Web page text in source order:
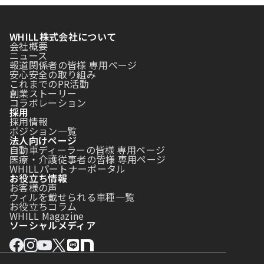
WHILL株式会社について
会社概要
ニュース
報道関係者の皆様 専用ページ
安心安全の取り組み
これまでのPR活動
創業ストーリー
コラボレーション
採用
採用情報
ポジション一覧
法人向けページ
自動車ディーラーの皆様 専用ページ
医療・介護従事者の皆様 専用ページ
WHILLパートナーポータル
お役立ち情報
お客様の声
ウィルを載せられる車種一覧
お役立ちコラム
WHILL Magazine
ソーシャルメディア